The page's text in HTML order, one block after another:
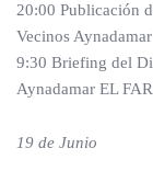
20:00 Publicación
Vecinos
9:30 Briefing del
Aynadamar EL
19 de Junio